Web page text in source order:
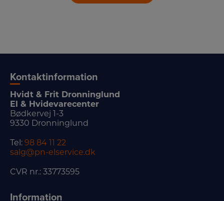
Kontaktinformation
Hvidt & Frit Dronninglund
El & Hvidevarecenter
Bødkervej 1-3
9330 Dronninglund
Tel: 98 84 11 22
salg@pn-elservice.dk
CVR nr.: 33773595
Information